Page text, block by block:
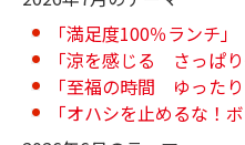
「満足度100％ランチ」
「涼を感じる さっぱり
「至福の時間 ゆったり
「オハシを止めるな！